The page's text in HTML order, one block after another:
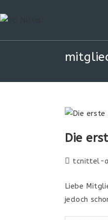
Die
tcnittel-
Liebe
jedoch